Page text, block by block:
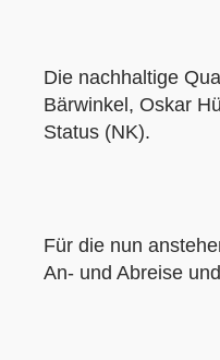
Die nachhaltige
Bärwinkel, Oskar
Status (NK).
Für die nun
An- und Abreise